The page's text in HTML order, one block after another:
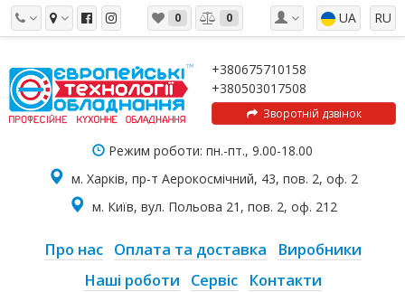
RU
UA
0 0
+380675710158
+380503017508
Зворотній дзвінок
Режим роботи: пн.-пт., 9.00-18.00
м. Харків, пр-т Аерокосмічний, 43, пов. 2, оф. 2
м. Київ, вул. Польова 21, пов. 2, оф. 212
Про нас Оплата та доставка
Виробники
Наші роботи
Сервіс Контакти